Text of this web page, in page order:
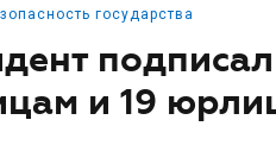
государства
и 19